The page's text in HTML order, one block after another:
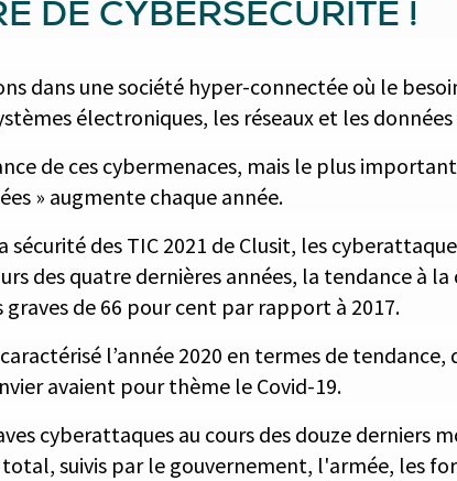
DE CYBERSÉCURITÉ !
dans une société hyper-connectée où le
électroniques, les réseaux et les
de ces cybermenaces, mais le plus
» augmente chaque année.
des TIC 2021 de Clusit, les
des quatre dernières années, la tendance à
de 66 pour cent par rapport à 2017.
l’année 2020 en termes de
avaient pour thème le Covid-19.
cyberattaques au cours des douze derniers
suivis par le gouvernement, l'armée, les